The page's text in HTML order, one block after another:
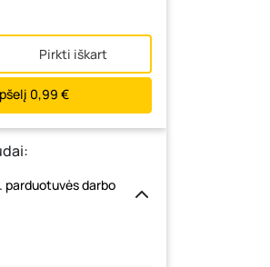
Pirkti iškart
0,99 €
parduotuvės darbo